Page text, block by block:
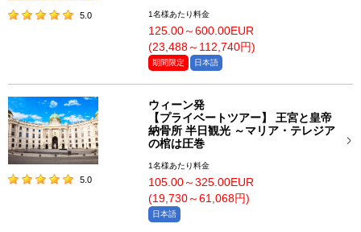
5.0 1名様あたり料金
125.00～600.00EUR
(23,488～112,740円)
期間限定 日本語
5.0
ウィーン発
【プライベートツアー】 王宮と皇帝
納骨所 半日観光 ～マリア・テレジア
の棺は圧巻
1名様あたり料金
105.00～325.00EUR
(19,730～61,068円)
日本語